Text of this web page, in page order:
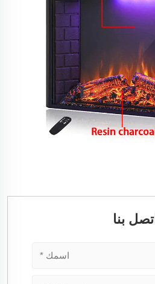
اتصل بنا